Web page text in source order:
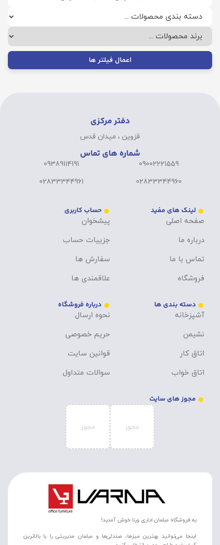
اعمال فیلتر ها
دفتر مرکزی
قزوین ، میدان قدس
شماره های تماس
09002221559
02833344960
09389114191
02833344961
لینک های مفید
صفحه اصلی
درباره ما
تماس با ما
فروشگاه
حساب کاربری
پیشخوان
جزییات حساب
سفارش ها
علاقمندی ها
دسته بندی ها
آشپزخانه
نشیمن
اتاق کار
اتاق خواب
درباره فروشگاه
نحوه ارسال
حریم خصوصی
قوانین سایت
سوالات متداول
مجوز های سایت
به فروشگاه مبلمان اداری ورنا خوش آمدید!
اینجا می‌توانید بهترین میزها، صندلی‌ها و مبلمان مدیریتی را با بالاترین